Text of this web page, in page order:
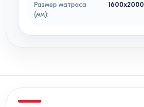
Размер матраса
(мм):
1600x2000